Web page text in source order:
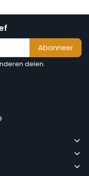
Abonneer
delen.